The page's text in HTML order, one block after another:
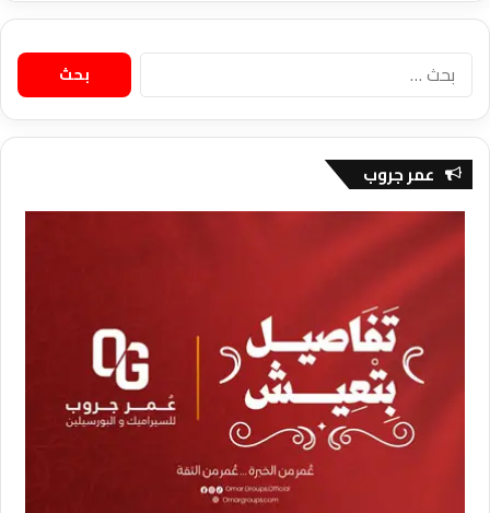
البحث
عن:
عمر جروب